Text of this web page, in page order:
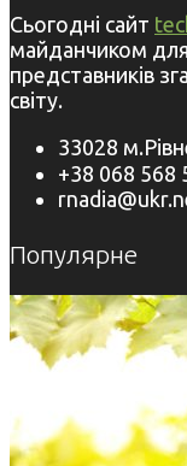
Сьогодні сайт
майданчиком
представників
світу.
33028
+38 068 568
Популярне